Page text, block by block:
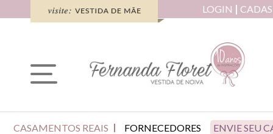
LOGIN
CASAMENTOS REAIS FORNECEDORES ENVIE SEU